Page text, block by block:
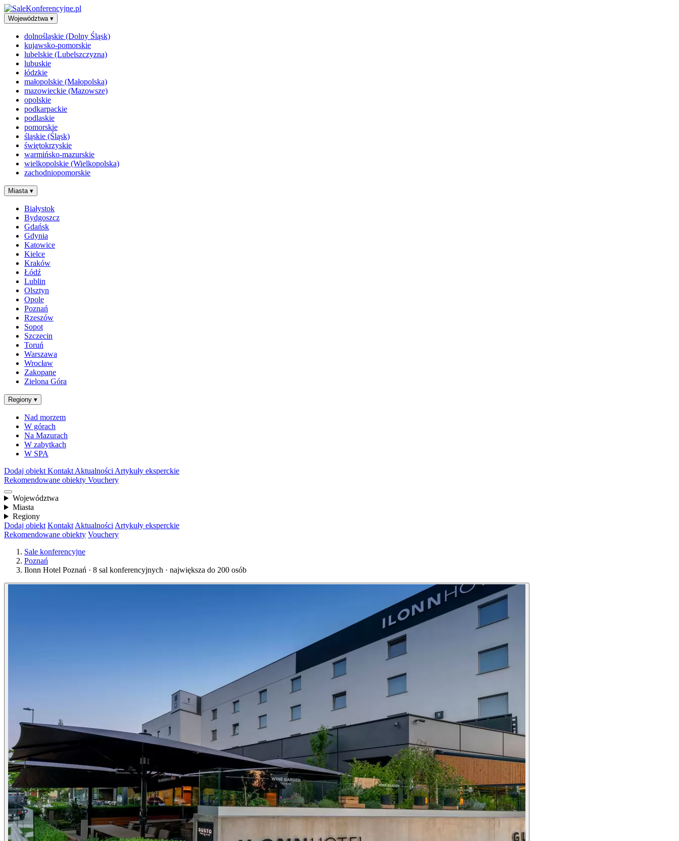
Województwa ▾
dolnośląskie (Dolny Śląsk)
kujawsko-pomorskie
lubelskie (Lubelszczyzna)
lubuskie
łódzkie
małopolskie (Małopolska)
mazowieckie (Mazowsze)
opolskie
podkarpackie
podlaskie
pomorskie
śląskie (Śląsk)
świętokrzyskie
warmińsko-mazurskie
wielkopolskie (Wielkopolska)
zachodniopomorskie
Miasta ▾
Białystok
Bydgoszcz
Gdańsk
Gdynia
Katowice
Kielce
Kraków
Łódź
Lublin
Olsztyn
Opole
Poznań
Rzeszów
Sopot
Szczecin
Toruń
Warszawa
Wrocław
Zakopane
Zielona Góra
Regiony ▾
Nad morzem
W górach
Na Mazurach
W zabytkach
W SPA
Dodaj obiekt Kontakt Aktualności Artykuły eksperckie
Rekomendowane obiekty Vouchery
Województwa
Miasta
Regiony
Dodaj obiekt Kontakt Aktualności Artykuły eksperckie
Rekomendowane obiekty Vouchery
Sale konferencyjne
Poznań
Ilonn Hotel Poznań · 8 sal konferencyjnych · największa do 200 osób